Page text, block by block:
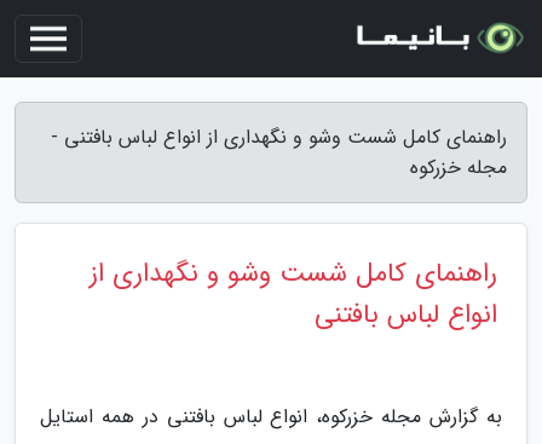
راهنمای کامل شست وشو و نگهداری از انواع لباس بافتنی -
مجله خزرکوه
راهنمای کامل شست وشو و نگهداری از
انواع لباس بافتنی
به گزارش مجله خزرکوه، انواع لباس بافتنی در همه استایل